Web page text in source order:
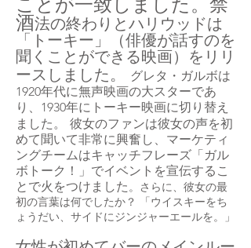
酒法の終わりとハリウッドは
「トーキー」（俳優が話すのを
聞くことができる映画）をリリ
ースしました。
グレタ・ガルボは
1920年代に無声映画の大スターであ
り、1930年にトーキー映画に切り替え
ました。
彼女のファンは彼女の声を初
めて聞いて非常に興奮し、マーケティ
ングチームはキャッチフレーズ「ガル
ボトーク！」でイベントを宣伝するこ
とで火をつけました。さらに、彼女の最
初の言葉は何でしたか？ 「ウイスキーをち
ょうだい、サイドにジンジャーエールを。」